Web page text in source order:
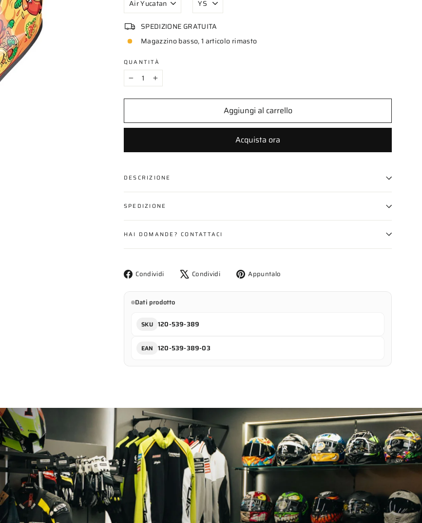
SPEDIZIONE GRATUITA
Magazzino basso, 1 articolo rimasto
QUANTITÀ
− +
Aggiungi al carrello
Acquista ora
DESCRIZIONE
SPEDIZIONE
HAI DOMANDE? CONTATTACI
Condividi
Condividi
Facebook
Condividi
Twitta
X
Appuntalo
pin
Dati prodotto
SKU 120-539-389
EAN 120-539-389-03